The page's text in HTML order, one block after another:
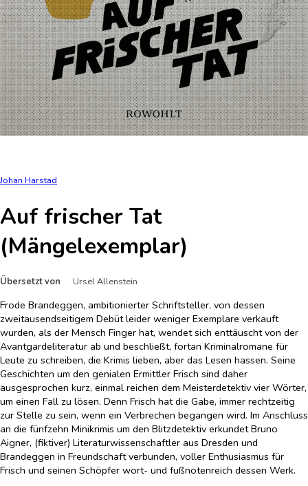
Johan Harstad
Auf frischer Tat
(Mängelexemplar)
Übersetzt von Ursel Allenstein
Frode Brandeggen, ambitionierter Schriftsteller, von dessen
zweitausendseitigem Debüt leider weniger Exemplare verkauft
wurden, als der Mensch Finger hat, wendet sich enttäuscht von der
Avantgardeliteratur ab und beschließt, fortan Kriminalromane für
Leute zu schreiben, die Krimis lieben, aber das Lesen hassen. Seine
Geschichten um den genialen Ermittler Frisch sind daher
ausgesprochen kurz, einmal reichen dem Meisterdetektiv vier Wörter,
um einen Fall zu lösen. Denn Frisch hat die Gabe, immer rechtzeitig
zur Stelle zu sein, wenn ein Verbrechen begangen wird. Im Anschluss
an die fünfzehn Minikrimis um den Blitzdetektiv erkundet Bruno
Aigner, (fiktiver) Literaturwissenschaftler aus Dresden und
Brandeggen in Freundschaft verbunden, voller Enthusiasmus für
Frisch und seinen Schöpfer wort- und fußnotenreich dessen Werk.